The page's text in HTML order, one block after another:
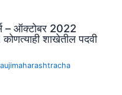
– ऑक्टोबर 2022
शाखेतील पदवी